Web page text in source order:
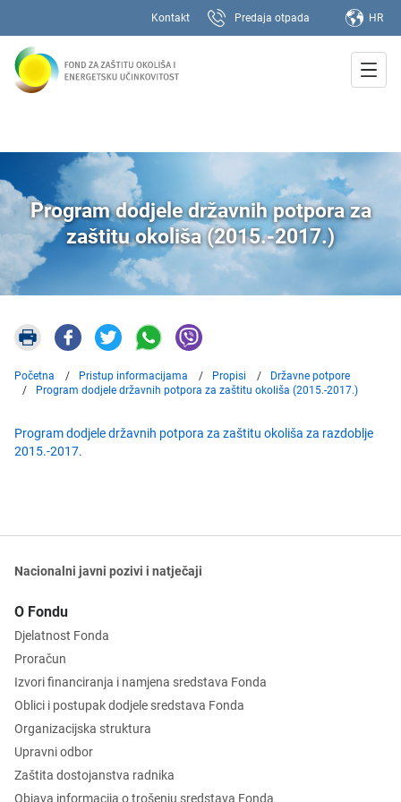
Kontakt Predaja otpada HR
Program dodjele državnih potpora za
zaštitu okoliša (2015.-2017.)
Početna Pristup informacijama Propisi
Državne potpore
Program dodjele državnih potpora za zaštitu okoliša (2015.-2017.)
Program dodjele državnih potpora za zaštitu okoliša za razdoblje
2015.-2017.
Nacionalni javni pozivi i natječaji
O Fondu
Djelatnost Fonda
Proračun
Izvori financiranja i namjena sredstava Fonda
Oblici i postupak dodjele sredstava Fonda
Organizacijska struktura
Upravni odbor
Zaštita dostojanstva radnika
Objava informacija o trošenju sredstava Fonda